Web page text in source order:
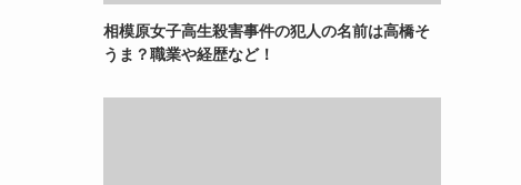
相模原女子高生殺害事件の犯人の名前は高橋そ
うま？職業や経歴など！